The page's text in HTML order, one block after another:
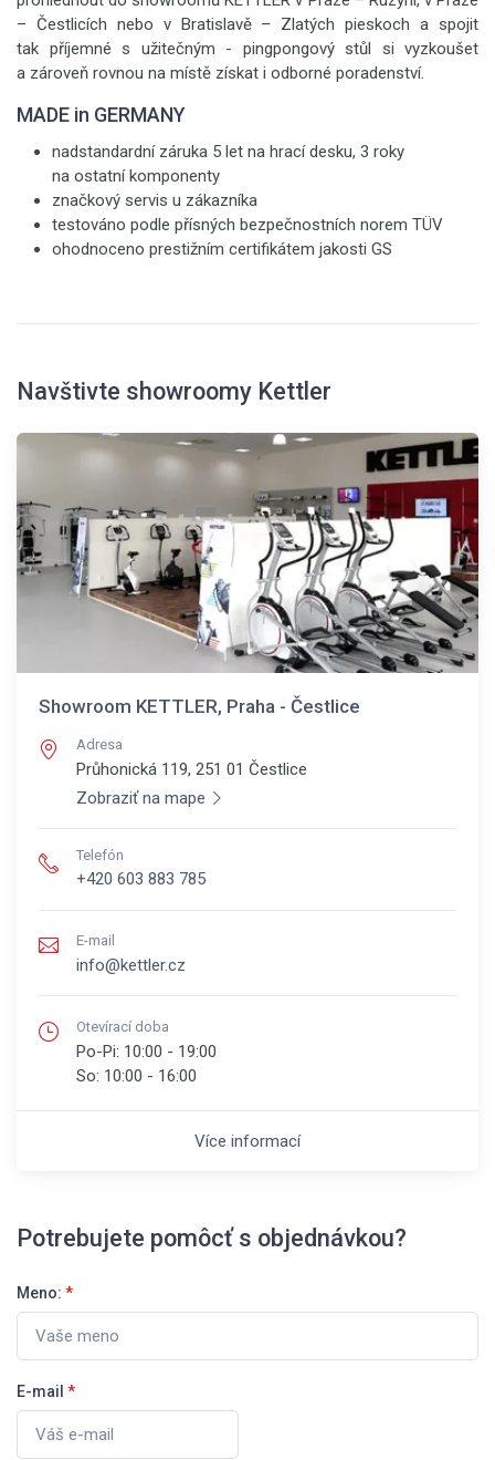
– Čestlicích nebo v Bratislavě – Zlatých pieskoch a spojit
tak příjemné s užitečným - pingpongový stůl si vyzkoušet
a zároveň rovnou na místě získat i odborné poradenství.
MADE in GERMANY
nadstandardní záruka 5 let na hrací desku, 3 roky
na ostatní komponenty
značkový servis u zákazníka
testováno podle přísných bezpečnostních norem TÜV
ohodnoceno prestižním certifikátem jakosti GS
Navštivte showroomy Kettler
Showroom KETTLER, Praha - Čestlice
Adresa
Průhonická 119, 251 01 Čestlice
Zobraziť na mape
Telefón
+420 603 883 785
E-mail
info@kettler.cz
Otevírací doba
Po-Pi: 10:00 - 19:00
So: 10:00 - 16:00
Více informací
Potrebujete pomôcť s objednávkou?
Meno: *
E-mail *